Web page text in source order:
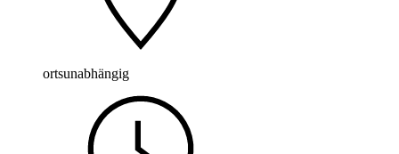
ortsunabhängig